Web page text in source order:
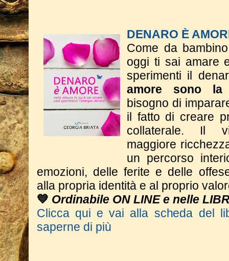
DENARO È
Come da
oggi ti sai amare
sperimenti il
amore sono la
bisogno di
il fatto di creare
collaterale. Il
maggiore
un percorso
emozioni, delle ferite e delle
alla propria identità e al proprio
💙 Ordinabile ON LINE e nelle
Clicca qui e vai alla scheda del
saperne di più